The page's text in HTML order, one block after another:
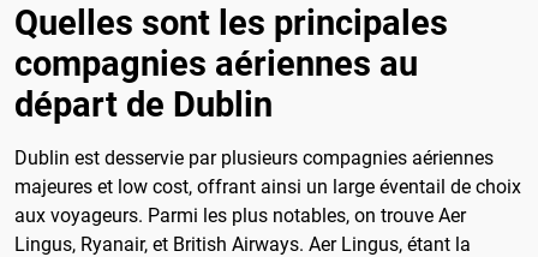
Quelles sont les principales
compagnies aériennes au
départ de Dublin
Dublin est desservie par plusieurs compagnies aériennes
majeures et low cost, offrant ainsi un large éventail de choix
aux voyageurs. Parmi les plus notables, on trouve Aer
Lingus, Ryanair, et British Airways. Aer Lingus, étant la